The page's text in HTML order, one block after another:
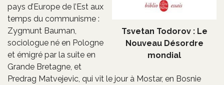
Tsvetan Todorov : Le
Nouveau Désordre
mondial
pays d’Europe de l’Est aux
temps du communisme :
Zygmunt Bauman,
sociologue né en Pologne
et émigré par la suite en
Grande Bretagne, et
Predrag Matvejevic, qui vit le jour à Mostar, en Bosnie